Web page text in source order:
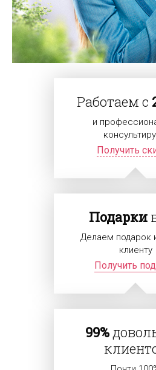
Работаем с
и
Получить
Подарки
Делаем подарок
клиенту
Получить
99%